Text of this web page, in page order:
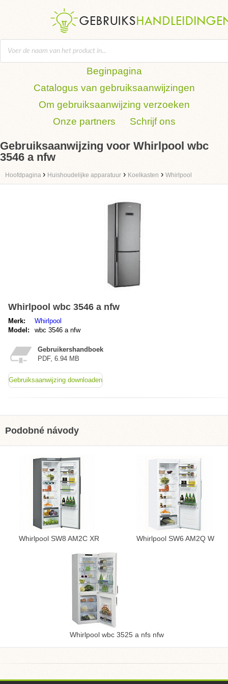
Beginpagina
Catalogus van gebruiksaanwijzingen
Om gebruiksaanwijzing verzoeken
Onze partners
Schrijf ons
Gebruiksaanwijzing voor Whirlpool wbc
3546 a nfw
Hoofdpagina › Huishoudelijke apparatuur › Koelkasten › Whirlpool
Whirlpool wbc 3546 a nfw
Merk:
Whirlpool
Model:
wbc 3546 a nfw
Gebruikershandboek
PDF, 6.94 MB
Gebruiksaanwijzing downloaden
Podobné návody
Whirlpool SW8 AM2C XR Whirlpool SW6 AM2Q W
Whirlpool wbc 3525 a nfs nfw